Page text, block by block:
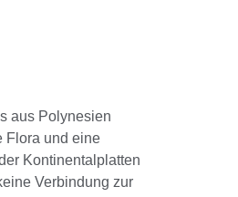
aus Polynesien
Flora und eine
Kontinentalplatten
Verbindung zur